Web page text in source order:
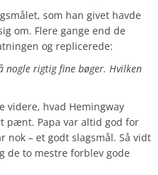
som han givet havde
om. Flere gange end de
og replicerede:
nogle rigtig fine bøger. Hvilken
videre, hvad Hemingway
pænt. Papa var altid god for
nok – et godt slagsmål. Så vidt
de to mestre forblev gode